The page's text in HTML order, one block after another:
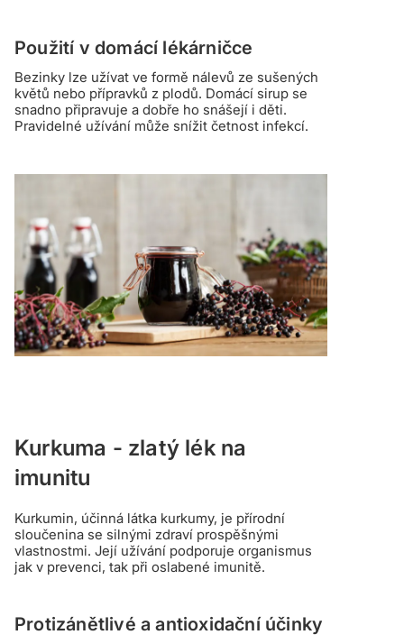
Použití v domácí lékárničce
Bezinky lze užívat ve formě nálevů ze sušených
květů nebo přípravků z plodů. Domácí sirup se
snadno připravuje a dobře ho snášejí i děti.
Pravidelné užívání může snížit četnost infekcí.
Kurkuma - zlatý lék na
imunitu
Kurkumin, účinná látka kurkumy, je přírodní
sloučenina se silnými zdraví prospěšnými
vlastnostmi. Její užívání podporuje organismus
jak v prevenci, tak při oslabené imunitě.
Protizánětlivé a antioxidační účinky